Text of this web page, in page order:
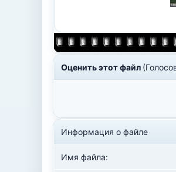
Оценить этот файл
Информация о файле
Имя файла: